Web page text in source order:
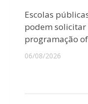
Escolas
podem
programação
06/08/2026